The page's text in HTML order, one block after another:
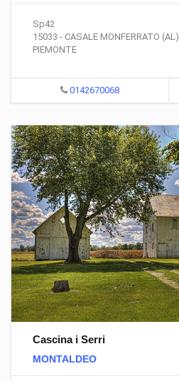
Sp42
15033 - CASALE MONFERRATO (AL)
PIEMONTE
0142670068
Cascina i Serri
MONTALDEO